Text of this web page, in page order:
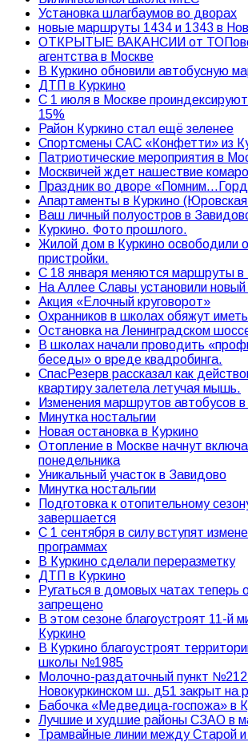
Установка шлагбаумов во дворах
новые маршруты 1434 и 1343 в
ОТКРЫТЫЕ ВАКАНСИИ от
агентства в Москве
В Куркино обновили автобусную
ДТП в Куркино
С 1 июля в Москве
15%
Район Куркино стал ещё зеленее
Спортсмены САС «Конфетти» из
Патриотические мероприятия в
Москвичей ждет нашествие
Праздник во дворе
Апартаменты в Куркино
Ваш личный полуостров в
Куркино. Фото прошлого.
Жилой дом в Куркино освободили
пристройки.
С 18 января меняются маршруты в
На Аллее Славы установили новый
Акция «Елочный круговорот»
Охранников в школах обяжут
Остановка на Ленинградском
В школах начали проводить
беседы» о вреде квадробинга.
СпасРезерв рассказал как
квартиру залетела летучая мышь.
Изменения маршрутов автобусов в
Минутка ностальгии
Новая остановка в Куркино
Отопление в Москве начнут
понедельника
Уникальный участок в Завидово
Минутка ностальгии
Подготовка к отопительному
завершается
С 1 сентября в силу вступят
программах
В Куркино сделали переразметку
ДТП в Куркино
Ругаться в домовых чатах теперь
запрещено
В этом сезоне благоустроят 11-й
Куркино
В Куркино благоустроят
школы №1985
Молочно-раздаточный пункт
Новокуркинском ш. д51 закрыт на
Бабочка «Медведица-госпожа» в
Лучшие и худшие районы СЗАО в
Трамвайные линии между Старой